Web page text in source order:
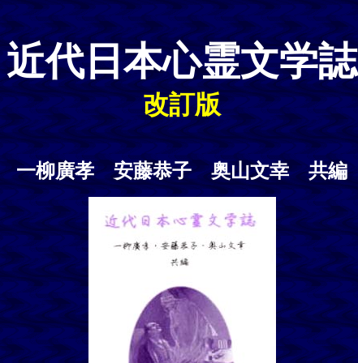
近代日本心霊文学誌
改訂版
一柳廣孝 安藤恭子 奥山文幸 共編